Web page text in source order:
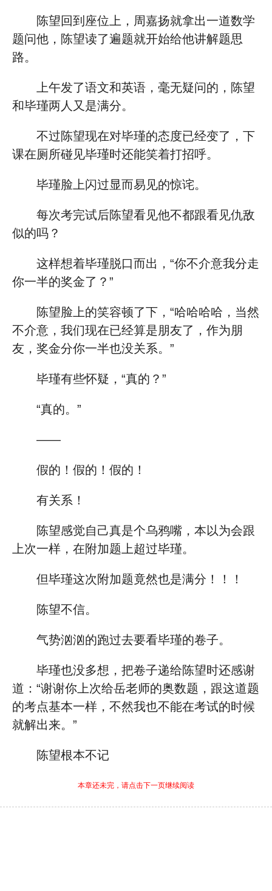
陈望回到座位上，周嘉扬就拿出一道数学
题问他，陈望读了遍题就开始给他讲解题思
路。
上午发了语文和英语，毫无疑问的，陈望
和毕瑾两人又是满分。
不过陈望现在对毕瑾的态度已经变了，下
课在厕所碰见毕瑾时还能笑着打招呼。
毕瑾脸上闪过显而易见的惊诧。
每次考完试后陈望看见他不都跟看见仇敌
似的吗？
这样想着毕瑾脱口而出，“你不介意我分走
你一半的奖金了？”
陈望脸上的笑容顿了下，“哈哈哈哈，当然
不介意，我们现在已经算是朋友了，作为朋
友，奖金分你一半也没关系。”
毕瑾有些怀疑，“真的？”
“真的。”
——
假的！假的！假的！
有关系！
陈望感觉自己真是个乌鸦嘴，本以为会跟
上次一样，在附加题上超过毕瑾。
但毕瑾这次附加题竟然也是满分！！！
陈望不信。
气势汹汹的跑过去要看毕瑾的卷子。
毕瑾也没多想，把卷子递给陈望时还感谢
道：“谢谢你上次给岳老师的奥数题，跟这道题
的考点基本一样，不然我也不能在考试的时候
就解出来。”
陈望根本不记
本章还未完，请点击下一页继续阅读